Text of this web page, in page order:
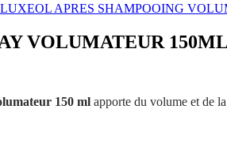
LUXEOL APRES SHAMPOOING
VOLUMATEUR 150ML
150 ml apporte du volume et de